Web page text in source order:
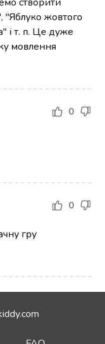
"Яблуко жовтого
і т. п. Це дуже
мовлення
0
0
гру